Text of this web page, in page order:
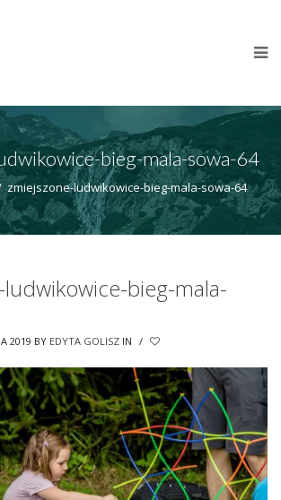
bieg-mala-sowa-64
zmiejszone-ludwikowice-bieg-mala-sowa-64
bieg-mala-
2019 BY EDYTA GOLISZ IN /